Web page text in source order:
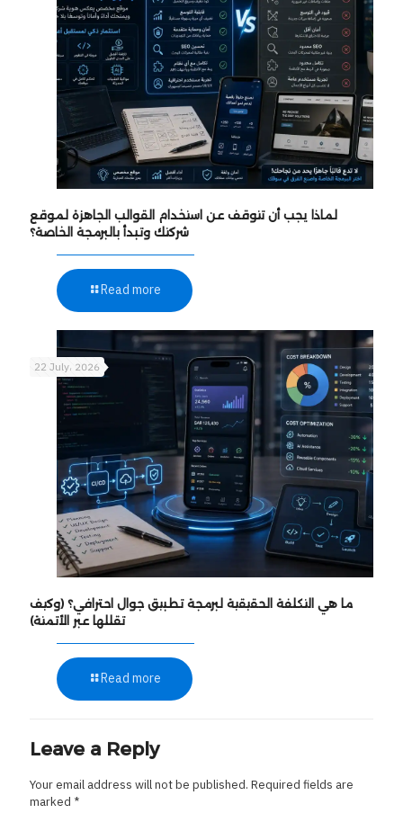
لماذا يجب أن تتوقف عن استخدام القوالب الجاهزة لموقع
شركتك وتبدأ بالبرمجة الخاصة؟
Read more
22 July، 2026
ما هي التكلفة الحقيقية لبرمجة تطبيق جوال احترافي؟ (وكيف
تقللها عبر الأتمتة)
Read more
Leave a Reply
Your email address will not be published. Required fields are
marked *